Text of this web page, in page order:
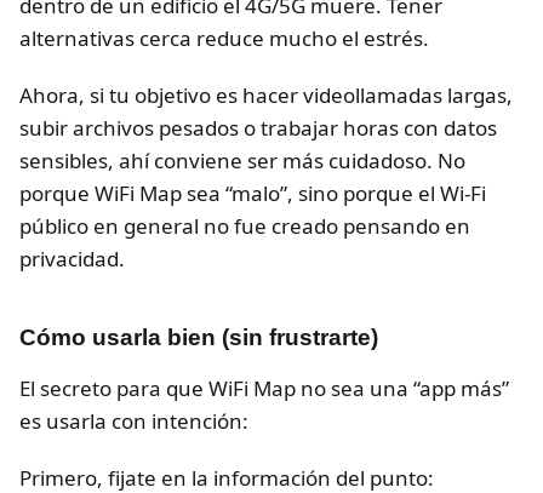
alternativas cerca reduce mucho el estrés.
Ahora, si tu objetivo es hacer videollamadas largas,
subir archivos pesados o trabajar horas con datos
sensibles, ahí conviene ser más cuidadoso. No
porque WiFi Map sea “malo”, sino porque el Wi-Fi
público en general no fue creado pensando en
privacidad.
Cómo usarla bien (sin frustrarte)
El secreto para que WiFi Map no sea una “app más”
es usarla con intención:
Primero, fijate en la información del punto: